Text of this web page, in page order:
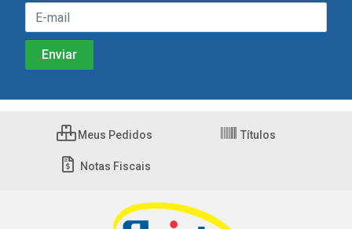
Meus Pedidos Títulos
Notas Fiscais